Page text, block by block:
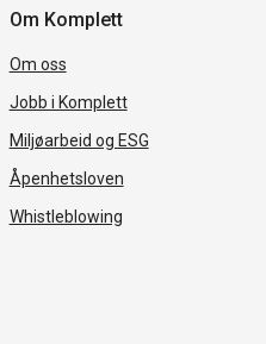
Om Komplett
Om oss
Jobb i Komplett
Miljøarbeid og ESG
Åpenhetsloven
Whistleblowing